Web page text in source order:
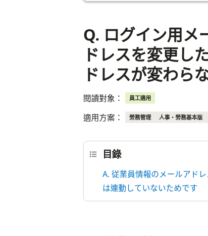
Q. ログイン用メ
ドレスを変更し
ドレスが変わら
閱讀對象： 員工適用
適用方案： 勞務管理 人事・勞務基本版
目錄
A. 従業員情報のメールアド
は連動していないためです